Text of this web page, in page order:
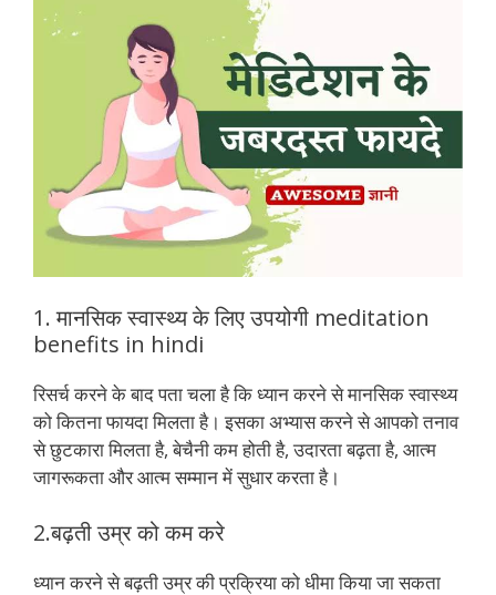
1. मानसिक स्वास्थ्य के लिए उपयोगी meditation
benefits in hindi
रिसर्च करने के बाद पता चला है कि ध्यान करने से मानसिक स्वास्थ्य
को कितना फायदा मिलता है। इसका अभ्यास करने से आपको तनाव
से छुटकारा मिलता है, बेचैनी कम होती है, उदारता बढ़ता है, आत्म
जागरूकता और आत्म सम्मान में सुधार करता है।
2.बढ़ती उम्र को कम करे
ध्यान करने से बढ़ती उम्र की प्रक्रिया को धीमा किया जा सकता